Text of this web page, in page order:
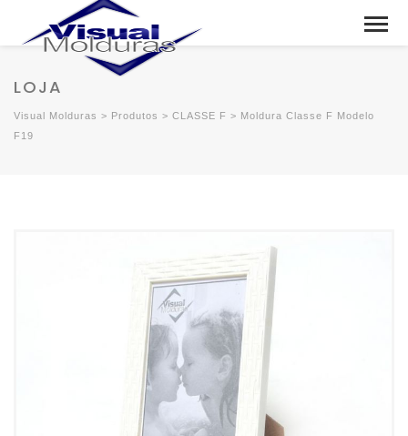
LOJA
Visual Molduras > Produtos > CLASSE F > Moldura Classe F Modelo
F19